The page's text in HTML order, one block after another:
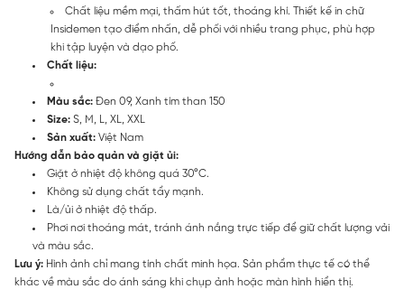
Chất liệu mềm mại, thấm hút tốt, thoáng khí. Thiết kế in chữ
Insidemen tạo điểm nhấn, dễ phối với nhiều trang phục, phù hợp
khi tập luyện và dạo phố.
Chất liệu:
Màu sắc: Đen 09, Xanh tím than 150
Size: S, M, L, XL, XXL
Sản xuất: Việt Nam
Hướng dẫn bảo quản và giặt ủi:
Giặt ở nhiệt độ không quá 30°C.
Không sử dụng chất tẩy mạnh.
Là/ủi ở nhiệt độ thấp.
Phơi nơi thoáng mát, tránh ánh nắng trực tiếp để giữ chất lượng vải
và màu sắc.
Lưu ý: Hình ảnh chỉ mang tính chất minh họa. Sản phẩm thực tế có thể
khác về màu sắc do ánh sáng khi chụp ảnh hoặc màn hình hiển thị.